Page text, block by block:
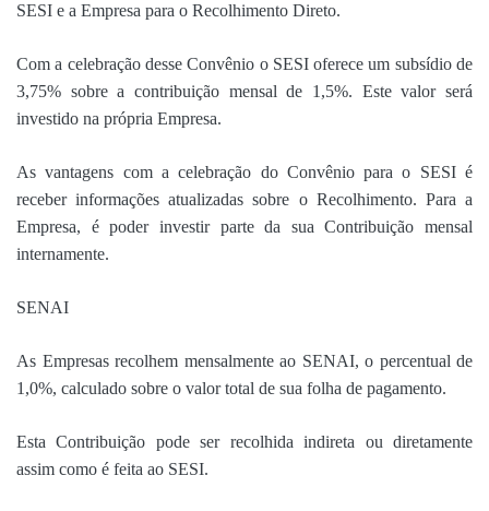
SESI e a Empresa para o Recolhimento Direto.
Com a celebração desse Convênio o SESI oferece um subsídio de
3,75% sobre a contribuição mensal de 1,5%. Este valor será
investido na própria Empresa.
As vantagens com a celebração do Convênio para o SESI é
receber informações atualizadas sobre o Recolhimento. Para a
Empresa, é poder investir parte da sua Contribuição mensal
internamente.
SENAI
As Empresas recolhem mensalmente ao SENAI, o percentual de
1,0%, calculado sobre o valor total de sua folha de pagamento.
Esta Contribuição pode ser recolhida indireta ou diretamente
assim como é feita ao SESI.